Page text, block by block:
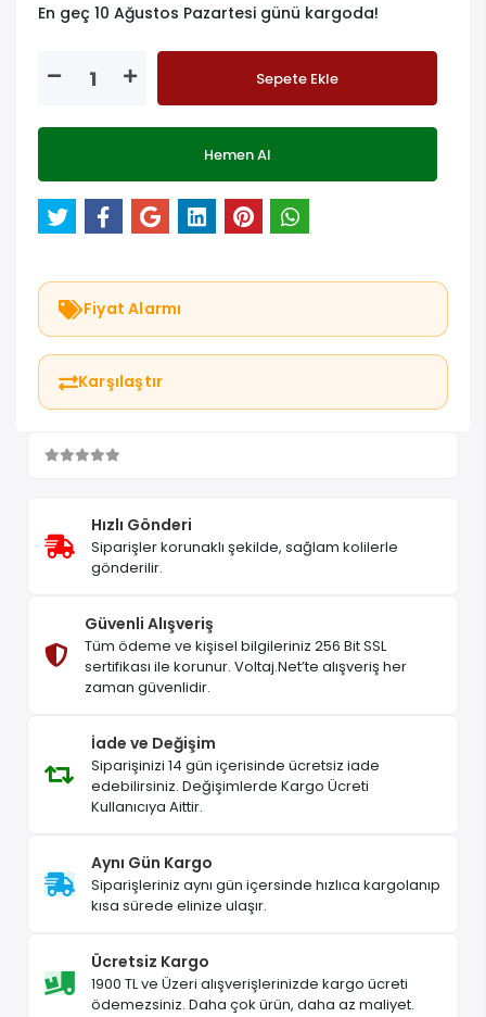
En geç 10 Ağustos Pazartesi günü kargoda!
Sepete Ekle
Hemen Al
Fiyat Alarmı
Karşılaştır
Hızlı Gönderi
Siparişler korunaklı şekilde, sağlam kolilerle
gönderilir.
Güvenli Alışveriş
Tüm ödeme ve kişisel bilgileriniz 256 Bit SSL
sertifikası ile korunur. Voltaj.Net’te alışveriş her
zaman güvenlidir.
İade ve Değişim
Siparişinizi 14 gün içerisinde ücretsiz iade
edebilirsiniz. Değişimlerde Kargo Ücreti
Kullanıcıya Aittir.
Aynı Gün Kargo
Siparişleriniz aynı gün içersinde hızlıca kargolanıp
kısa sürede elinize ulaşır.
Ücretsiz Kargo
1900 TL ve Üzeri alışverişlerinizde kargo ücreti
ödemezsiniz. Daha çok ürün, daha az maliyet.